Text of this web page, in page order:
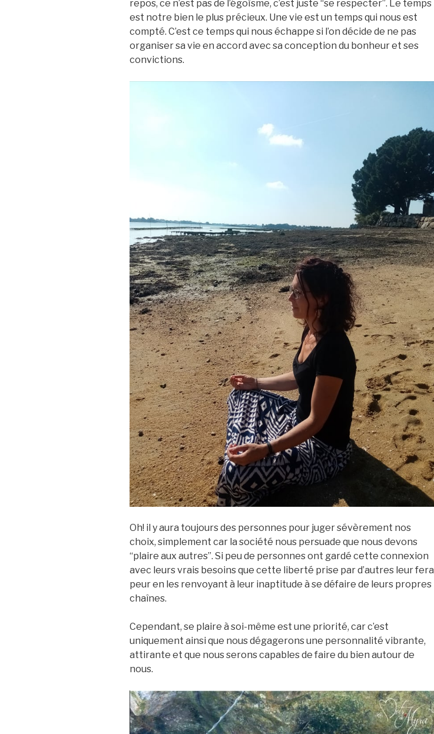
repos, ce n’est pas de l’égoïsme, c’est juste “se respecter”. Le temps
est notre bien le plus précieux. Une vie est un temps qui nous est
compté. C’est ce temps qui nous échappe si l’on décide de ne pas
organiser sa vie en accord avec sa conception du bonheur et ses
convictions.
Oh! il y aura toujours des personnes pour juger sévèrement nos
choix, simplement car la société nous persuade que nous devons
“plaire aux autres”. Si peu de personnes ont gardé cette connexion
avec leurs vrais besoins que cette liberté prise par d’autres leur fera
peur en les renvoyant à leur inaptitude à se défaire de leurs propres
chaînes.
Cependant, se plaire à soi-même est une priorité, car c’est
uniquement ainsi que nous dégagerons une personnalité vibrante,
attirante et que nous serons capables de faire du bien autour de
nous.